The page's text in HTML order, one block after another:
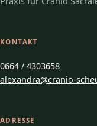
KONTAKT
0664 / 4303658
alexandra@cranio-
ADRESSE